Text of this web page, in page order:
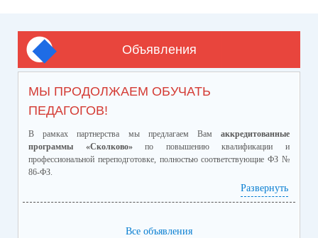
Объявления
МЫ ПРОДОЛЖАЕМ ОБУЧАТЬ
ПЕДАГОГОВ!
В рамках партнерства мы предлагаем Вам аккредитованные
программы «Сколково»по повышению квалификации и
профессиональной переподготовке, полностью соответствующие ФЗ №
86-ФЗ.
Ознакомиться с программами и ценами можно в
приложенном файле.
Развернуть
Все объявления